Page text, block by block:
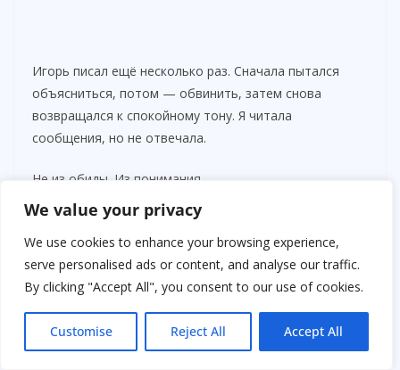
We value your privacy
We use cookies to enhance your browsing experience,
serve personalised ads or content, and analyse our traffic.
By clicking "Accept All", you consent to our use of cookies.
Customise Reject All Accept All
Игорь писал ещё несколько раз. Сначала пытался
объясниться, потом — обвинить, затем снова
возвращался к спокойному тону. Я читала
сообщения, но не отвечала.
Не из обиды. Из понимания.
Прошла неделя.
Однажды вечером, возвращаясь домой, я заметила
знакомую фигуру у подъезда. Он стоял, слегка
появляется у людей, когда они не привыкли ждать.